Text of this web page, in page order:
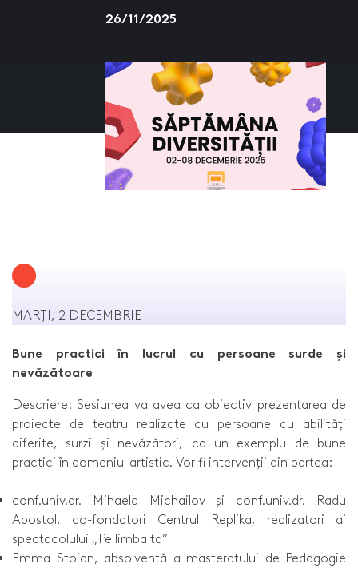
26/11/2025
MARȚI, 2 DECEMBRIE
Bune practici în lucrul cu persoane surde și
nevăzătoare
Descriere: Sesiunea va avea ca obiectiv prezentarea de
proiecte de teatru realizate cu persoane cu abilități
diferite, surzi și nevăzători, ca un exemplu de bune
practici în domeniul artistic. Vor fi intervenții din partea:
conf.univ.dr. Mihaela Michailov și conf.univ.dr. Radu
Apostol, co-fondatori Centrul Replika, realizatori ai
spectacolului „Pe limba ta”
Emma Stoian, absolventă a masteratului de Pedagogie